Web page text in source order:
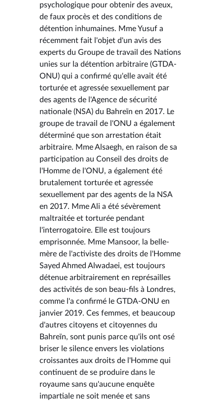
psychologique pour obtenir des aveux,
de faux procès et des conditions de
détention inhumaines. Mme Yusuf a
récemment fait l'objet d'un avis des
experts du Groupe de travail des Nations
unies sur la détention arbitraire (GTDA-
ONU) qui a confirmé qu'elle avait été
torturée et agressée sexuellement par
des agents de l'Agence de sécurité
nationale (NSA) du Bahreïn en 2017. Le
groupe de travail de l'ONU a également
déterminé que son arrestation était
arbitraire. Mme Alsaegh, en raison de sa
participation au Conseil des droits de
l'Homme de l'ONU, a également été
brutalement torturée et agressée
sexuellement par des agents de la NSA
en 2017. Mme Ali a été sévèrement
maltraitée et torturée pendant
l'interrogatoire. Elle est toujours
emprisonnée. Mme Mansoor, la belle-
mère de l'activiste des droits de l'Homme
Sayed Ahmed Alwadaei, est toujours
détenue arbitrairement en représailles
des activités de son beau-fils à Londres,
comme l'a confirmé le GTDA-ONU en
janvier 2019. Ces femmes, et beaucoup
d'autres citoyens et citoyennes du
Bahreïn, sont punis parce qu'ils ont osé
briser le silence envers les violations
croissantes aux droits de l'Homme qui
continuent de se produire dans le
royaume sans qu'aucune enquête
impartiale ne soit menée et sans